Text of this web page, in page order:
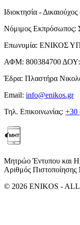
Ιδιοκτησία -
Νόμιμος Εκπρόσωπος:
Επωνυμία: ΕΝΙΚΟΣ
ΑΦΜ: 800384700 ΔΟΥ:
Έδρα: Πλαστήρα
Email: info@enikos.gr
Τηλ. Επικοινωνίας: +30
Μητρώο Έντυπου και
Αριθμός
© 2026 ENIKOS -